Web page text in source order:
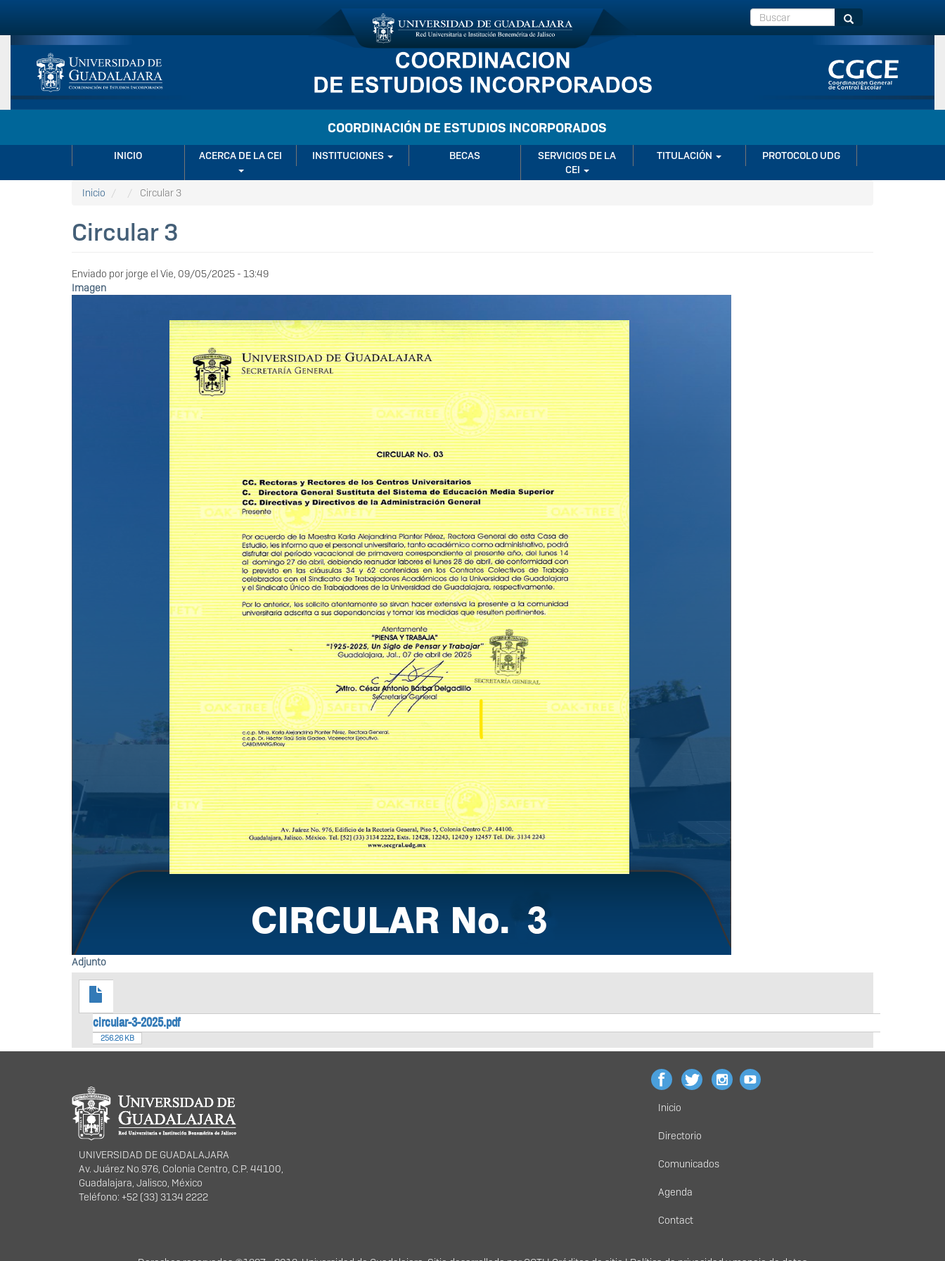
contenido
principal
Buscar Buscar
COORDINACIÓN DE ESTUDIOS INCORPORADOS
NAVEGACIÓN
PRINCIPAL
INICIO ACERCA DE LA CEI INSTITUCIONES BECAS
SERVICIOS DE LA
CEI
TITULACIÓN PROTOCOLO UDG
Inicio Circular 3
Circular 3
Enviado por jorge el Vie, 09/05/2025 - 13:49
Imagen
Adjunto
circular-3-2025.pdf
256.26 KB
Información del portal
UNIVERSIDAD DE GUADALAJARA
Av. Juárez No.976, Colonia Centro, C.P. 44100,
Guadalajara, Jalisco, México
Teléfono: +52 (33) 3134 2222
Menú
principal
Inicio
Directorio
Comunicados
Agenda
Contact